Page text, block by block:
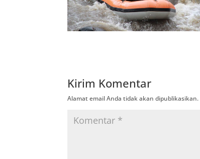
Kirim Komentar
Alamat email Anda tidak akan dipublikasikan.